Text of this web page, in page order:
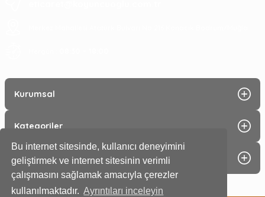
Bu internet sitesinde, kullanıcı deneyimini
geliştirmek ve internet sitesinin verimli
çalışmasını sağlamak amacıyla çerezler
kullanılmaktadır. Ayrıntıları inceleyin
Kurumsal
Kategoriler
Alışveriş